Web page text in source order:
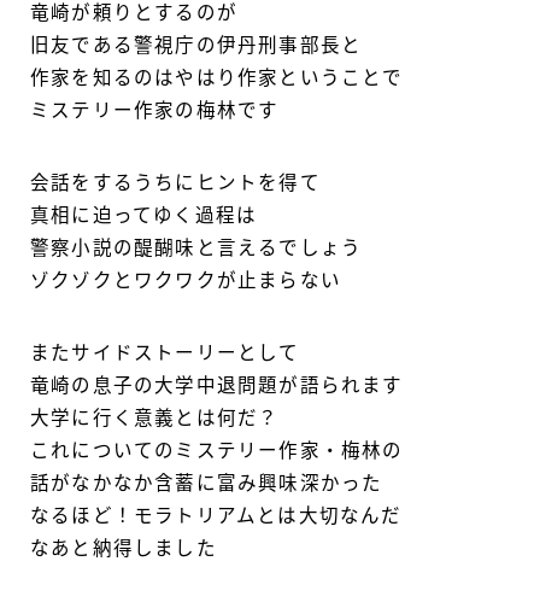
竜崎が頼りとするのが
旧友である警視庁の伊丹刑事部長と
作家を知るのはやはり作家ということで
ミステリー作家の梅林です
会話をするうちにヒントを得て
真相に迫ってゆく過程は
警察小説の醍醐味と言えるでしょう
ゾクゾクとワクワクが止まらない
またサイドストーリーとして
竜崎の息子の大学中退問題が語られます
大学に行く意義とは何だ？
これについてのミステリー作家・梅林の
話がなかなか含蓄に富み興味深かった
なるほど！モラトリアムとは大切なんだ
なあと納得しました